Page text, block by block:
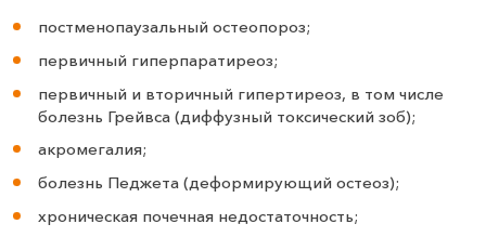
постменопаузальный остеопороз;
первичный гиперпаратиреоз;
первичный и вторичный гипертиреоз, в том числе
болезнь Грейвса (диффузный токсический зоб);
акромегалия;
болезнь Педжета (деформирующий остеоз);
хроническая почечная недостаточность;